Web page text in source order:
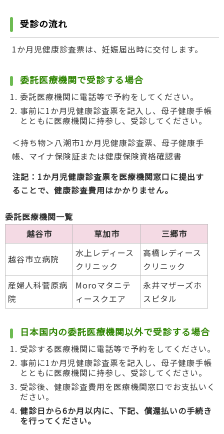
受診の流れ
1か月児健康診査票は、妊娠届出時に交付します。
委託医療機関で受診する場合
委託医療機関に電話等で予約をしてください。
事前に1か月児健康診査票を記入し、母子健康手帳
とともに医療機関に持参し、受診してください。
＜持ち物＞八潮市1か月児健康診査票、母子健康手
帳、マイナ保険証または健康保険資格確認書
注記：1か月児健康診査票を医療機関窓口に提出す
ることで、健康診査費用はかかりません。
委託医療機関一覧
越谷市
草加市 三郷市
越谷市立病院
水上レディース
クリニック
高橋レディース
クリニック
産婦人科菅原病
院
Moroマタニテ
ィースクエア
永井マザーズホ
スピタル
日本国内の委託医療機関以外で受診する場合
受診する医療機関に電話等で予約をしてください。
事前に1か月児健康診査票を記入し、母子健康手帳
とともに医療機関に持参し、受診してください。
受診後、健康診査費用を医療機関窓口でお支払いく
ださい。
健診日から6か月以内に、下記、償還払いの手続き
を行ってください。